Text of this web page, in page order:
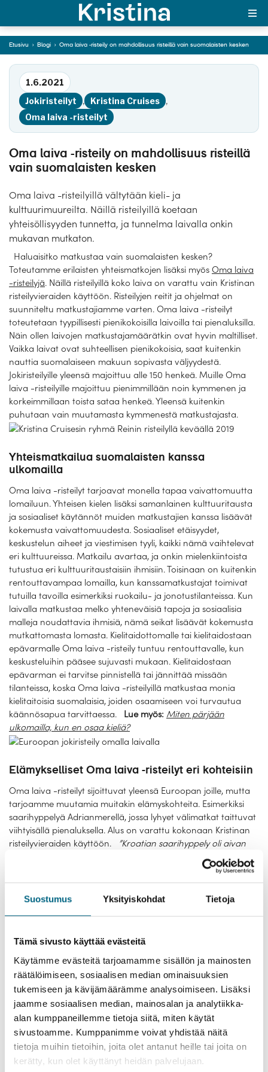
Suostumus Yksityiskohdat Tietoja
Tämä sivusto käyttää evästeitä
Käytämme evästeitä tarjoamamme sisällön ja mainosten
räätälöimiseen, sosiaalisen median ominaisuuksien
tukemiseen ja kävijämäärämme analysoimiseen. Lisäksi
jaamme sosiaalisen median, mainosalan ja analytiikka-
alan kumppaneillemme tietoja siitä, miten käytät
sivustoamme. Kumppanimme voivat yhdistää näitä
tietoja muihin tietoihin, joita olet antanut heille tai joita on
kerätty, kun olet käyttänyt heidän palvelujaan.
MAJAKKA-portaali
Kohteet
Matkatyypit
Laivat
Hyvä tietää
Meistä
vain suomalaisten
kesken
Siirry tekstiin
Etusivu › Blogi › Oma laiva -risteily on mahdollisuus risteillä vain suomalaisten kesken
1.6.2021
Jokiristeilyt
, Kristina Cruises
,
Oma laiva -risteilyt
Oma laiva -risteily on mahdollisuus risteillä
vain suomalaisten kesken
Oma laiva -risteilyillä vältytään kieli- ja
kulttuurimuureilta. Näillä risteilyillä koetaan
yhteisöllisyyden tunnetta, ja tunnelma laivalla onkin
mukavan mutkaton.
Haluaisitko matkustaa vain suomalaisten kesken?
Toteutamme erilaisten yhteismatkojen lisäksi myös Oma laiva
-risteilyjä. Näillä risteilyillä koko laiva on varattu vain Kristinan
risteilyvieraiden käyttöön. Risteilyjen reitit ja ohjelmat on
suunniteltu matkustajiamme varten. Oma laiva -risteilyt
toteutetaan tyypillisesti pienikokoisilla laivoilla tai pienaluksilla.
Näin ollen laivojen matkustajamäärätkin ovat hyvin maltilliset.
Vaikka laivat ovat suhteellisen pienikokoisia, saat kuitenkin
nauttia suomalaiseen makuun sopivasta väljyydestä.
Jokiristeilyille yleensä majoittuu alle 150 henkeä. Muille Oma
laiva -risteilyille majoittuu pienimmillään noin kymmenen ja
korkeimmillaan toista sataa henkeä. Yleensä kuitenkin
puhutaan vain muutamasta kymmenestä matkustajasta.
Yhteismatkailua suomalaisten kanssa
ulkomailla
Oma laiva -risteilyt tarjoavat monella tapaa vaivattomuutta
lomailuun. Yhteisen kielen lisäksi samanlainen kulttuuritausta
ja sosiaaliset käytännöt muiden matkustajien kanssa lisäävät
kokemusta vaivattomuudesta. Sosiaaliset etäisyydet,
keskustelun aiheet ja viestimisen tyyli, kaikki nämä vaihtelevat
eri kulttuureissa. Matkailu avartaa, ja onkin mielenkiintoista
tutustua eri kulttuuritaustaisiin ihmisiin. Toisinaan on kuitenkin
rentouttavampaa lomailla, kun kanssamatkustajat toimivat
tutuilla tavoilla esimerkiksi ruokailu- ja jonotustilanteissa. Kun
laivalla matkustaa melko yhteneväisiä tapoja ja sosiaalisia
malleja noudattavia ihmisiä, nämä seikat lisäävät kokemusta
mutkattomasta lomasta. Kielitaidottomalle tai kielitaidostaan
epävarmalle Oma laiva -risteily tuntuu rentouttavalle, kun
keskusteluihin pääsee sujuvasti mukaan. Kielitaidostaan
epävarman ei tarvitse pinnistellä tai jännittää missään
tilanteissa, koska Oma laiva -risteilyillä matkustaa monia
kielitaitoisia suomalaisia, joiden osaamiseen voi turvautua
käännösapua tarvittaessa. Lue myös: Miten pärjään
ulkomailla, kun en osaa kieliä?
Elämykselliset Oma laiva -risteilyt eri kohteisiin
Oma laiva -risteilyt sijoittuvat yleensä Euroopan joille, mutta
tarjoamme muutamia muitakin elämyskohteita. Esimerkiksi
saarihyppelyä Adrianmerellä, jossa lyhyet välimatkat taittuvat
viihtyisällä pienaluksella. Alus on varattu kokonaan Kristinan
risteilyvieraiden käyttöön.
”Kroatian saarihyppely oli aivan
ihana kokemus. Pieni alus, jossa oli vain rajallinen määrä
matkustajia. Ruoka erinomaista ja palvelu loistavaa. Hytit
olivat siistit ja toimivat, hyttisiivous hoidettiin päivittäin.
Jokaisessa satamassa järjestettiin opastettu kävelykierros ja
ja nautinnollinen tapa nähdä ja kokea paljon. Sopivan
kokoinen laiva liikkuu pitkin jokea, jolloin nautit vaihtuvista
maisemista kannella tai ikkunoista katsellen. Risteilyn aikana
päiviä rytmittävät vierailut joen varren ja sen lähiseudun
kaupungeissa, kylissä ja nähtävyyksillä. Matkaan kuuluvat
myös herkulliset ateriat laivalla, jotka ovat oma, tärkeä
ohjelmanumeronsa.”Vuonna 2018 päätin, että nyt on aika
toteuttaa vanha haave ja niin 2019 lensimme vaimon kanssa
Amsterdamiin ja sieltä jatkoimme Kristinan ryhmän kanssa
viikon matkalle pitkin Reinin laaksoja. Se on toistaiseksi
elämäni paras matka. Hotellihuone kulkee mukana, pysäkit